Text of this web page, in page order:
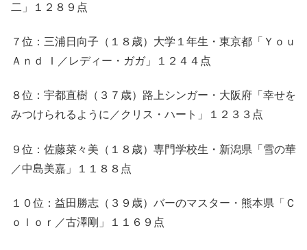
二」１２８９点
７位：三浦日向子（１８歳）大学１年生・東京都「Ｙｏｕ
Ａｎｄ Ｉ／レディー・ガガ」１２４４点
８位：宇都直樹（３７歳）路上シンガー・大阪府「幸せを
みつけられるように／クリス・ハート」１２３３点
９位：佐藤菜々美（１８歳）専門学校生・新潟県「雪の華
／中島美嘉」１１８８点
１０位：益田勝志（３９歳）バーのマスター・熊本県「Ｃ
ｏｌｏｒ／古澤剛」１１６９点